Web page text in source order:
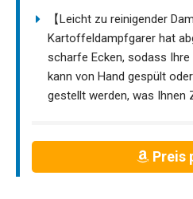
【Leicht zu reinigender
Kartoffeldampfgarer hat
scharfe Ecken, sodass
kann von Hand gespült
gestellt werden, was Ihnen
Preis